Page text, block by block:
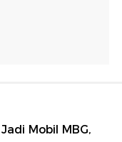
Mobil MBG,